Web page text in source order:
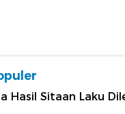
Hasil Sitaan Laku